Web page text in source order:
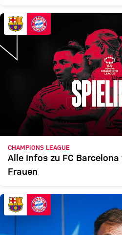
CHAMPIONS LEAGUE
Alle Infos zu FC Barcelona
Frauen